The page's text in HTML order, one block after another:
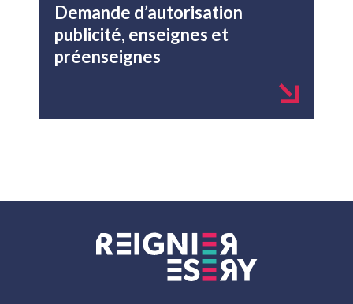
Demande d’autorisation
publicité, enseignes et
préenseignes